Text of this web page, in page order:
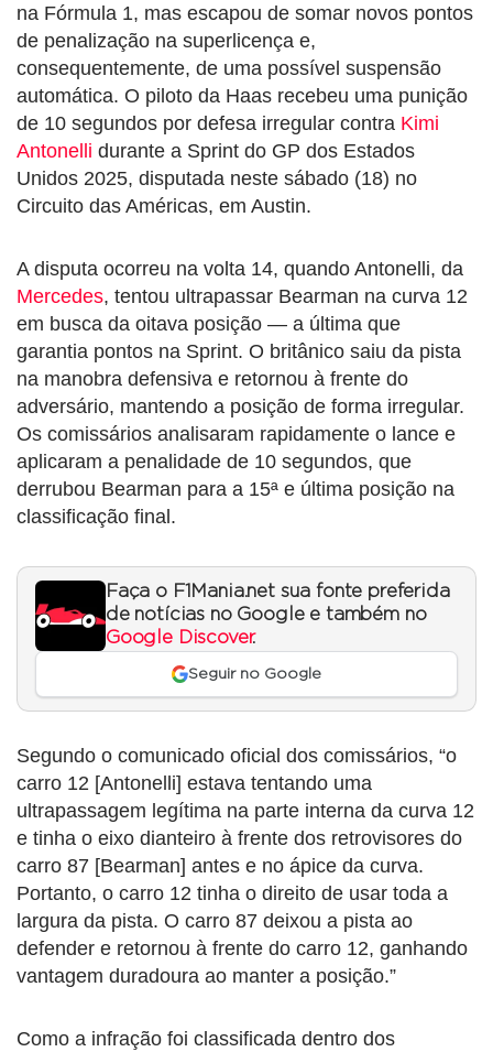
na Fórmula 1, mas escapou de somar novos pontos
de penalização na superlicença e,
consequentemente, de uma possível suspensão
automática. O piloto da Haas recebeu uma punição
de 10 segundos por defesa irregular contra Kimi
Antonelli durante a Sprint do GP dos Estados
Unidos 2025, disputada neste sábado (18) no
Circuito das Américas, em Austin.
A disputa ocorreu na volta 14, quando Antonelli, da
Mercedes, tentou ultrapassar Bearman na curva 12
em busca da oitava posição — a última que
garantia pontos na Sprint. O britânico saiu da pista
na manobra defensiva e retornou à frente do
adversário, mantendo a posição de forma irregular.
Os comissários analisaram rapidamente o lance e
aplicaram a penalidade de 10 segundos, que
derrubou Bearman para a 15ª e última posição na
classificação final.
Faça o F1Mania.net sua fonte preferida
de notícias no Google e também no
Google Discover.
Seguir no Google
Segundo o comunicado oficial dos comissários, “o
carro 12 [Antonelli] estava tentando uma
ultrapassagem legítima na parte interna da curva 12
e tinha o eixo dianteiro à frente dos retrovisores do
carro 87 [Bearman] antes e no ápice da curva.
Portanto, o carro 12 tinha o direito de usar toda a
largura da pista. O carro 87 deixou a pista ao
defender e retornou à frente do carro 12, ganhando
vantagem duradoura ao manter a posição.”
Como a infração foi classificada dentro dos